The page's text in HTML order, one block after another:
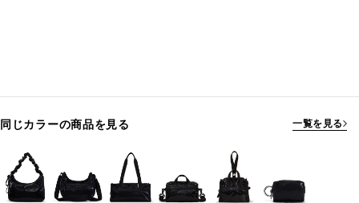
同じカラーの商品を見る 一覧を見る